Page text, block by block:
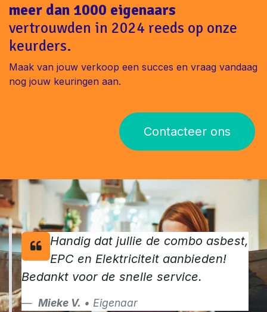
meer dan 1000 eigenaars
vertrouwden in 2024 reeds op onze
keurders.
Maak van jouw verkoop een succes en vraag vandaag
nog jouw keuringen aan.
Contacteer ons
Handig dat jullie de combo asbest,
EPC en Elektriciteit aanbieden!
Bedankt voor de snelle service.
Mieke V. • Eigenaar